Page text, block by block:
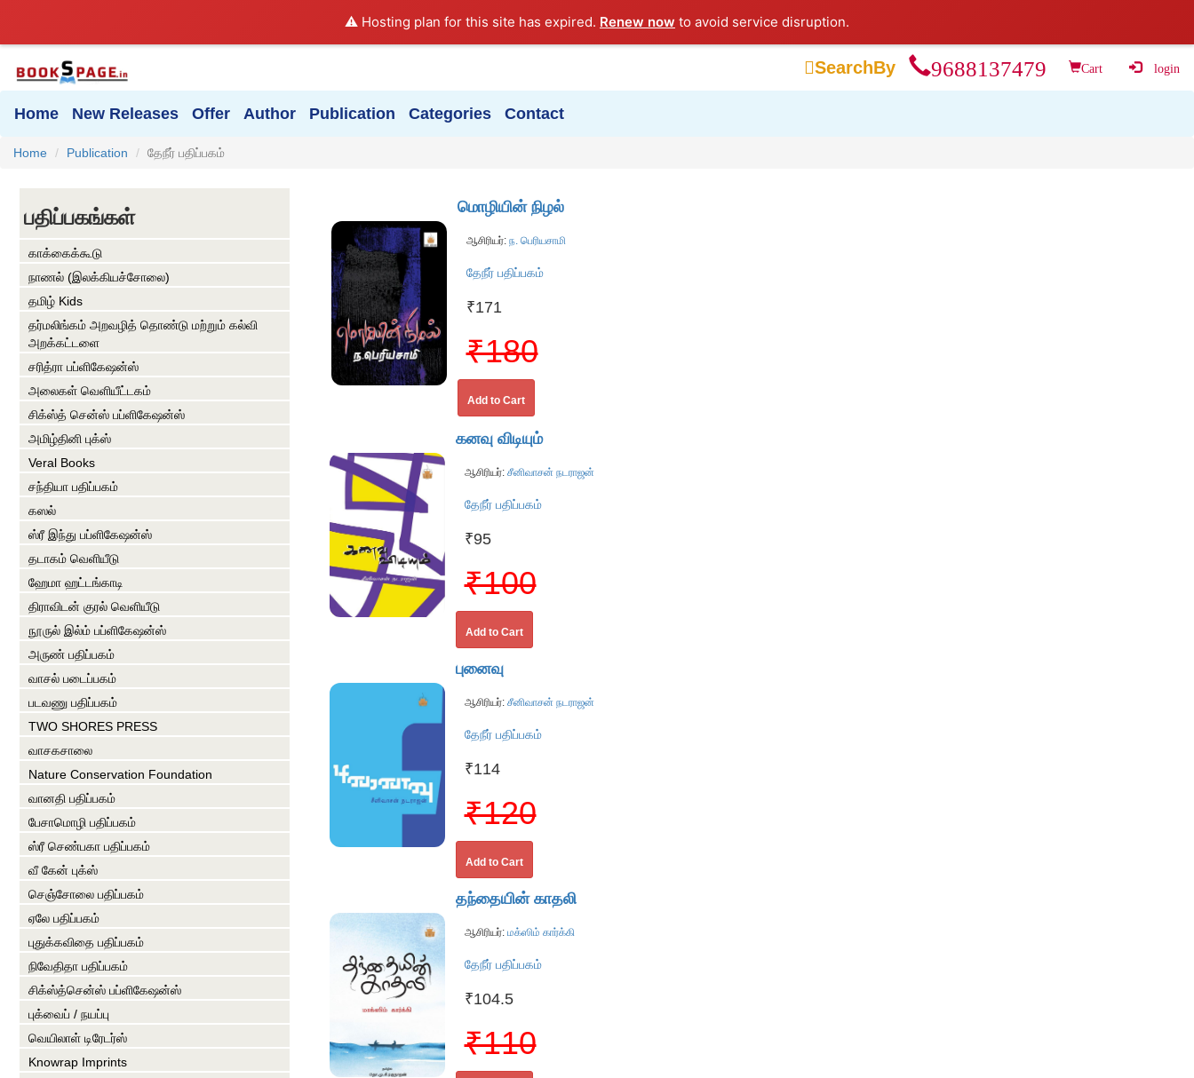
⚠️ Hosting plan for this site has expired. Renew now to avoid service disruption.
SearchBy 9688137479 Cart login
Home New Releases Offer Author Publication Categories Contact
Home Publication தேநீர் பதிப்பகம்
பதிப்பகங்கள்
காக்கைக்கூடு
நாணல் (இலக்கியச்சோலை)
தமிழ் Kids
தர்மலிங்கம் அறவழித் தொண்டு மற்றும் கல்வி
அறக்கட்டளை
சரித்ரா பப்ளிகேஷன்ஸ்
அலைகள் வெளியீட்டகம்
சிக்ஸ்த் சென்ஸ் பப்ளிகேஷன்ஸ்
அமிழ்தினி புக்ஸ்
Veral Books
சந்தியா பதிப்பகம்
கஸல்
ஸ்ரீ இந்து பப்ளிகேஷன்ஸ்
தடாகம் வெளியீடு
ஹேமா ஹட்டங்காடி
திராவிடன் குரல் வெளியீடு
நூருல் இல்ம் பப்ளிகேஷன்ஸ்
அருண் பதிப்பகம்
வாசல் படைப்பகம்
படவணு பதிப்பகம்
TWO SHORES PRESS
வாசகசாலை
Nature Conservation Foundation
வானதி பதிப்பகம்
பேசாமொழி பதிப்பகம்
ஸ்ரீ செண்பகா பதிப்பகம்
வீ கேன் புக்ஸ்
செஞ்சோலை பதிப்பகம்
ஏலே பதிப்பகம்
புதுக்கவிதை பதிப்பகம்
நிவேதிதா பதிப்பகம்
சிக்ஸ்த்சென்ஸ் பப்ளிகேஷன்ஸ்
புக்வைப் / நயப்பு
வெயிலாள் டிரேடர்ஸ்
Knowrap Imprints
மொழியின் நிழல்
ஆசிரியர்:ந. பெரியசாமி
தேநீர் பதிப்பகம்
₹171
₹180
Add to Cart
கனவு விடியும்
ஆசிரியர்:சீனிவாசன் நடராஜன்
தேநீர் பதிப்பகம்
₹95
₹100
Add to Cart
புனைவு
ஆசிரியர்:சீனிவாசன் நடராஜன்
தேநீர் பதிப்பகம்
₹114
₹120
Add to Cart
தந்தையின் காதலி
ஆசிரியர்:மக்ஸிம் கார்க்கி
தேநீர் பதிப்பகம்
₹104.5
₹110